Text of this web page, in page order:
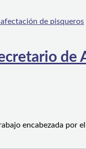
de
encabezada por